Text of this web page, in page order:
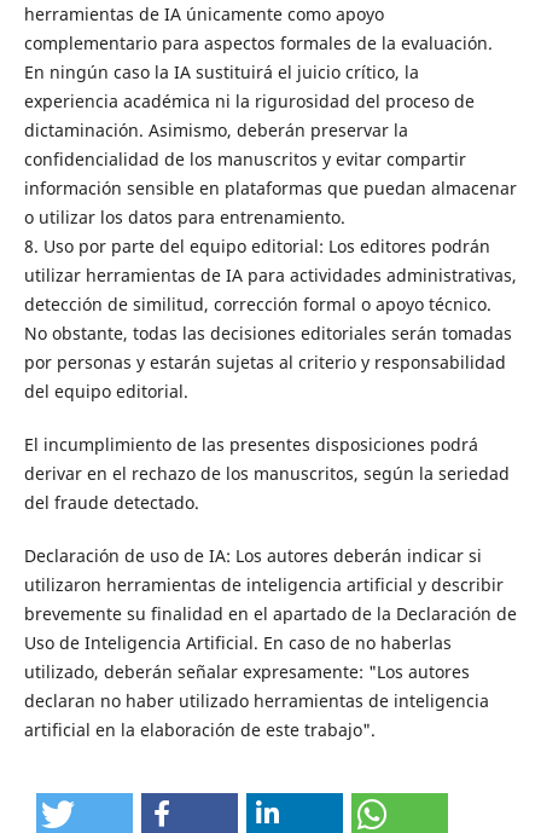
herramientas de IA únicamente como apoyo
complementario para aspectos formales de la evaluación.
En ningún caso la IA sustituirá el juicio crítico, la
experiencia académica ni la rigurosidad del proceso de
dictaminación. Asimismo, deberán preservar la
confidencialidad de los manuscritos y evitar compartir
información sensible en plataformas que puedan almacenar
o utilizar los datos para entrenamiento.
8. Uso por parte del equipo editorial: Los editores podrán
utilizar herramientas de IA para actividades administrativas,
detección de similitud, corrección formal o apoyo técnico.
No obstante, todas las decisiones editoriales serán tomadas
por personas y estarán sujetas al criterio y responsabilidad
del equipo editorial.
El incumplimiento de las presentes disposiciones podrá
derivar en el rechazo de los manuscritos, según la seriedad
del fraude detectado.
Declaración de uso de IA: Los autores deberán indicar si
utilizaron herramientas de inteligencia artificial y describir
brevemente su finalidad en el apartado de la Declaración de
Uso de Inteligencia Artificial. En caso de no haberlas
utilizado, deberán señalar expresamente: "Los autores
declaran no haber utilizado herramientas de inteligencia
artificial en la elaboración de este trabajo".